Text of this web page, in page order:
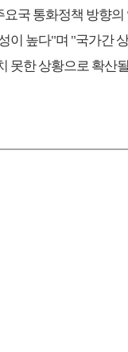
요국 통화정책 방향
이 높다"며 "국가간
못한 상황으로 확산